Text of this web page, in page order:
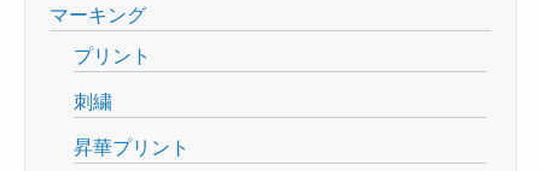
マーキング
プリント
刺繍
昇華プリント